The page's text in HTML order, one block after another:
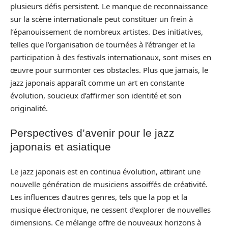
plusieurs défis persistent. Le manque de reconnaissance
sur la scène internationale peut constituer un frein à
l’épanouissement de nombreux artistes. Des initiatives,
telles que l’organisation de tournées à l’étranger et la
participation à des festivals internationaux, sont mises en
œuvre pour surmonter ces obstacles. Plus que jamais, le
jazz japonais apparaît comme un art en constante
évolution, soucieux d’affirmer son identité et son
originalité.
Perspectives d’avenir pour le jazz
japonais et asiatique
Le jazz japonais est en continua évolution, attirant une
nouvelle génération de musiciens assoiffés de créativité.
Les influences d’autres genres, tels que la pop et la
musique électronique, ne cessent d’explorer de nouvelles
dimensions. Ce mélange offre de nouveaux horizons à